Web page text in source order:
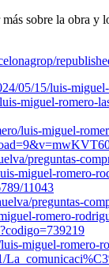
más sobre la obra
05/15/luis-
miguel-romero-
luis-miguel-
preguntas-
miguel-romero-
11043
preguntas-
romero-
miguel-romero-